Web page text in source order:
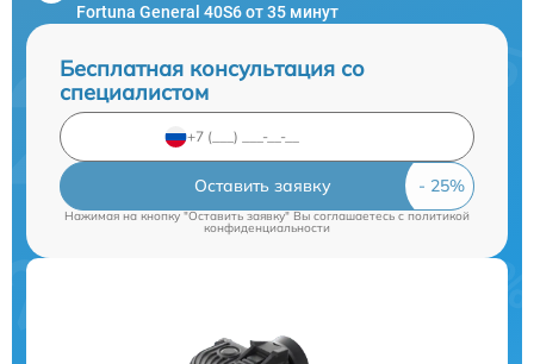
Fortuna General 40S6 от 35 минут
Бесплатная консультация со
специалистом
Оставить заявку
Нажимая на кнопку "Оставить заявку" Вы соглашаетесь cполитикой
конфиденциальности